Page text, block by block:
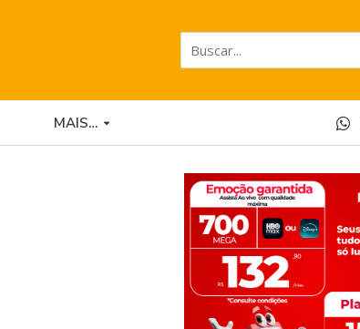
MAIS…